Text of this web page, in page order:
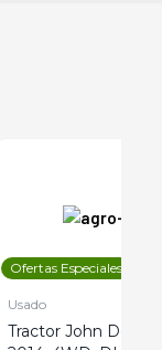
Ofertas Especiales
Usado
Tractor John Deere